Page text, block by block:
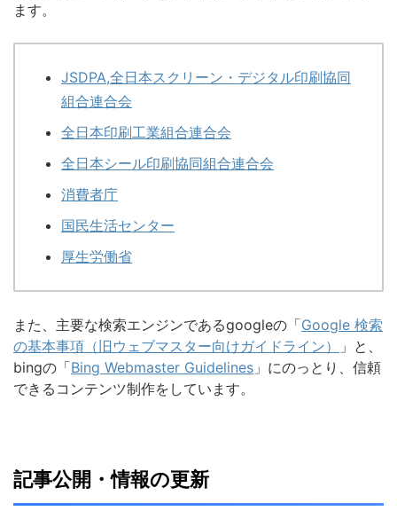
ます。
JSDPA,全日本スクリーン・デジタル印刷協同
組合連合会
全日本印刷工業組合連合会
全日本シール印刷協同組合連合会
消費者庁
国民生活センター
厚生労働省
また、主要な検索エンジンであるgoogleの「Google 検索
の基本事項（旧ウェブマスター向けガイドライン）
」と、
bingの「Bing Webmaster Guidelines 」にのっとり、信頼
できるコンテンツ制作をしています。
記事公開・情報の更新